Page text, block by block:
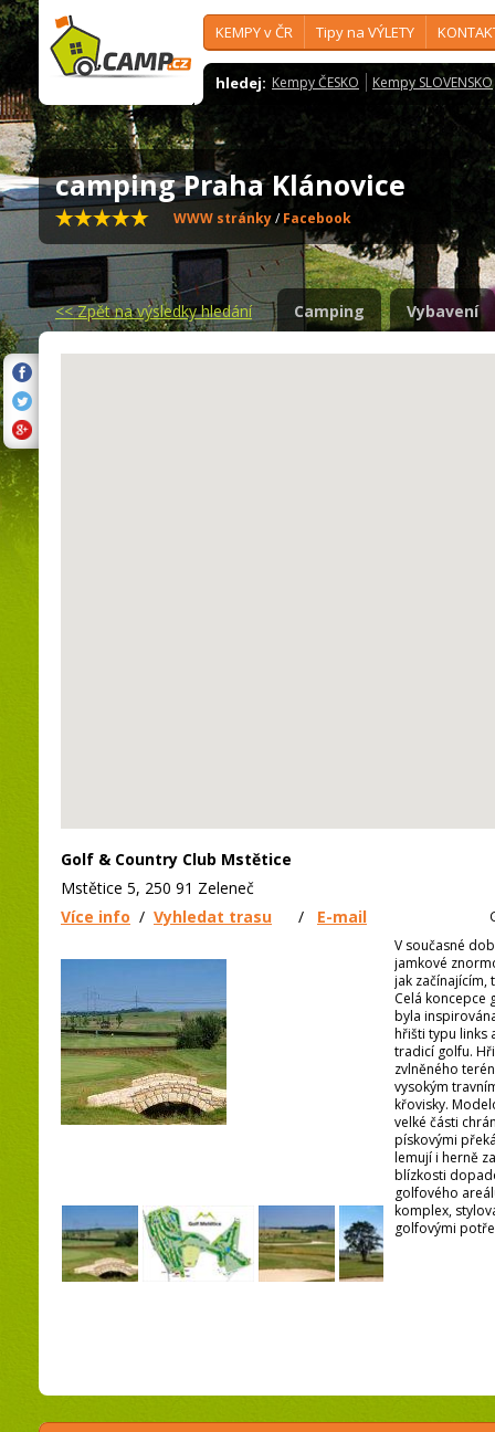
KEMPY v ČR Tipy na VÝLETY
hledej: Kempy ČESKO Kempy SLOVENSKO
camping Praha Klánovice
WWW stránky/Facebook
<<Zpět na výsledky hledání Camping Vybavení
Golf & Country Club Mstětice
Mstětice 5, 250 91 Zeleneč
Více info / Vyhledat trasu / E-mail
V současné
jamkové
jak začínajícím,
Celá koncepce
byla
hřišti typu links
tradicí golfu.
zvlněného
vysokým
křovisky.
velké části
pískovými
lemují i herně
blízkosti
golfového
komplex,
golfovými